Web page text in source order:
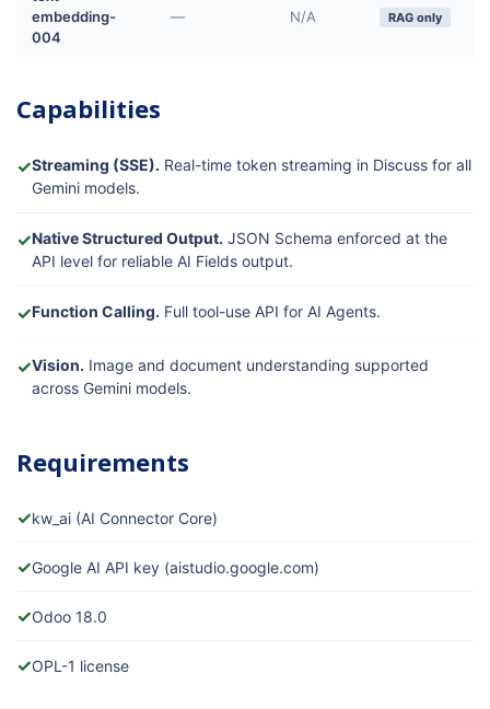
embedding-
004
— N/A RAG only
Capabilities
✓Streaming (SSE). Real-time token streaming in Discuss for all
Gemini models.
✓Native Structured Output. JSON Schema enforced at the
API level for reliable AI Fields output.
✓Function Calling. Full tool-use API for AI Agents.
✓Vision. Image and document understanding supported
across Gemini models.
Requirements
✓kw_ai (AI Connector Core)
✓Google AI API key (aistudio.google.com)
✓Odoo 18.0
✓OPL-1 license